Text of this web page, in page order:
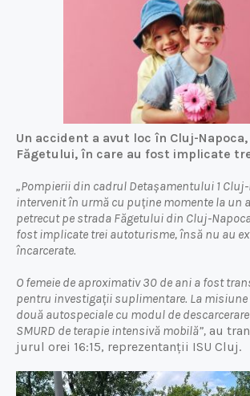
Un accident a avut loc în Cluj-
Făgetului, în care au fost implicate
„Pompierii din cadrul Detașamentului 1
intervenit în urmă cu puține momente la un
petrecut pe strada Făgetului din Cluj-
fost implicate trei autoturisme, însă nu au
încarcerate.
O femeie de aproximativ 30 de ani a fost
pentru investigații suplimentare. La
două autospeciale cu modul de
SMURD de terapie intensivă mobilă”, au
jurul orei 16:15, reprezentanții ISU Cluj.